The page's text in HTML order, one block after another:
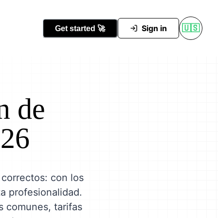
Get started 🚀 Sign in 🇺🇸
Conocer Tutti
de
con los
profesionalidad.
comunes, tarifas